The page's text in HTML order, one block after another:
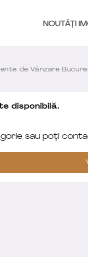
NOUTĂȚI
de Vânzare
disponibilă.
sau poți